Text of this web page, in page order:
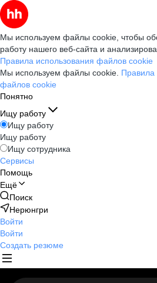
Мы используем файлы cookie, чтобы
работу нашего веб-сайта и
Правила использования файлов cookie
Мы используем файлы cookie. Правила
файлов cookie
Понятно
Ищу работу
Ищу работу
Ищу работу
Ищу сотрудника
Сервисы
Помощь
Ещё
Поиск
Нерюнгри
Войти
Войти
Создать резюме